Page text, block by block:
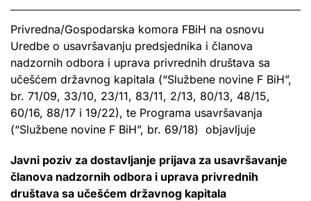
Privredna/Gospodarska komora FBiH na osnovu
Uredbe o usavršavanju predsjednika i članova
nadzornih odbora i uprava privrednih društava sa
učešćem državnog kapitala (“Službene novine F BiH”,
br. 71/09, 33/10, 23/11, 83/11, 2/13, 80/13, 48/15,
60/16, 88/17 i 19/22), te Programa usavršavanja
(“Službene novine F BiH”, br. 69/18) objavljuje
Javni poziv za dostavljanje prijava za usavršavanje
članova nadzornih odbora i uprava privrednih
društava sa učešćem državnog kapitala